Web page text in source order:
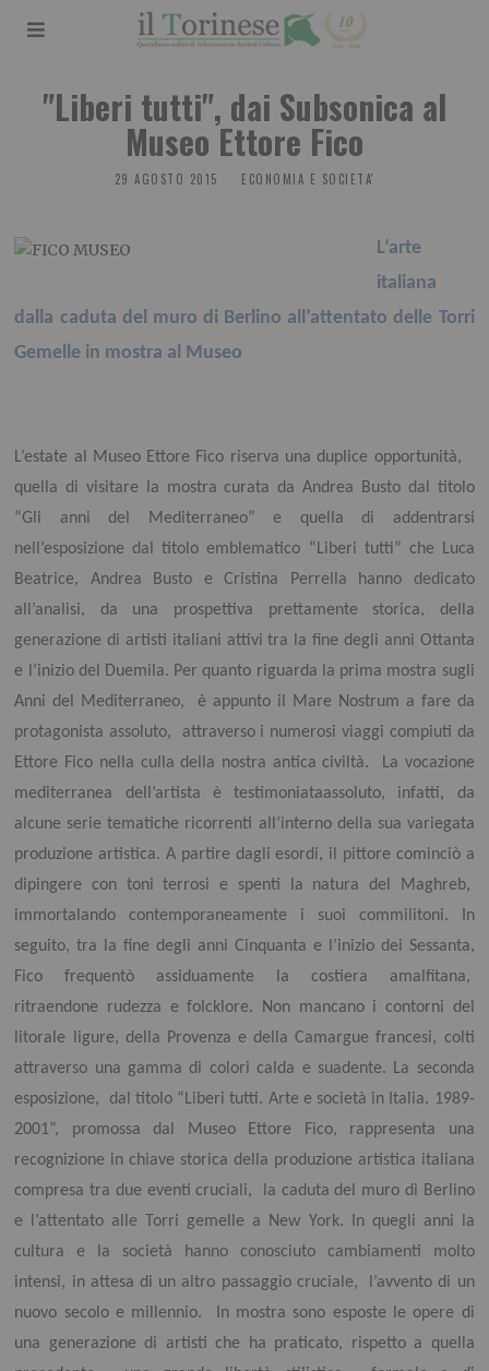
"Liberi tutti", dai Subsonica al
Museo Ettore Fico
29 AGOSTO 2015 ECONOMIA E SOCIETA'
L’arte
italiana
dalla caduta del muro di Berlino all’attentato delle Torri
Gemelle in mostra al Museo
L’estate al Museo Ettore Fico riserva una duplice opportunità,
quella di visitare la mostra curata da Andrea Busto dal titolo
“Gli anni del Mediterraneo” e quella di addentrarsi
nell’esposizione dal titolo emblematico “Liberi tutti” che Luca
Beatrice, Andrea Busto e Cristina Perrella hanno dedicato
all’analisi, da una prospettiva prettamente storica, della
generazione di artisti italiani attivi tra la fine degli anni Ottanta
e l’inizio del Duemila. Per quanto riguarda la prima mostra sugli
Anni del Mediterraneo, è appunto il Mare Nostrum a fare da
protagonista assoluto, attraverso i numerosi viaggi compiuti da
Ettore Fico nella culla della nostra antica civiltà. La vocazione
mediterranea dell’artista è testimoniataassoluto, infatti, da
alcune serie tematiche ricorrenti all’interno della sua variegata
produzione artistica. A partire dagli esordi, il pittore cominciò a
dipingere con toni terrosi e spenti la natura del Maghreb,
immortalando contemporaneamente i suoi commilitoni. In
seguito, tra la fine degli anni Cinquanta e l’inizio dei Sessanta,
Fico frequentò assiduamente la costiera amalfitana,
ritraendone rudezza e folcklore. Non mancano i contorni del
litorale ligure, della Provenza e della Camargue francesi, colti
attraverso una gamma di colori calda e suadente. La seconda
esposizione, dal titolo “Liberi tutti. Arte e società in Italia. 1989-
2001”, promossa dal Museo Ettore Fico, rappresenta una
recognizione in chiave storica della produzione artistica italiana
compresa tra due eventi cruciali, la caduta del muro di Berlino
e l’attentato alle Torri gemelle a New York. In quegli anni la
cultura e la società hanno conosciuto cambiamenti molto
intensi, in attesa di un altro passaggio cruciale, l’avvento di un
nuovo secolo e millennio. In mostra sono esposte le opere di
una generazione di artisti che ha praticato, rispetto a quella